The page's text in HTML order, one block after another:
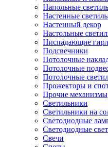
Напольные
Настенные
Настенный декор
Настольные
Ниспадающие
Подсвечники
Потолочные
Потолочные
Потолочные
Прожекторы и
Прочие механизмы
Светильники
Светильники на
Светодиодные
Светодиодные
Свечи